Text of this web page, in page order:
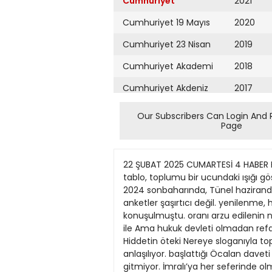
Cumhuriyet 19 Mayıs
Cumhuriyet 23 Nisan
Cumhuriyet Akademi
Cumhuriyet Akdeniz
Cumhuriyet Alışveriş
Cumhuriyet Ankara
Cumhuriyet Büyük
Taaruz
Cumhuriyet
Cumartesi
Cumhuriyet Çevre
2020
2019
2018
2017
2016
2015
2013
2012
2011
2010
2009
Our Subscribers Can Login And
Page
22 ŞUBAT 2025 CUMARTESİ 4 HABER KP, 8. olağan kongresine birinci yılda genellikle tünelin Arabistan ve Rusya ile daha yakın giderken tablo, toplumu bir ucundaki ışığı gösterir! Oysa çalışma havası var. Ayana bırakın Saray için bile iyi şimdiki endişe şu: HHH görünmüyor. 2024 sonbaharında, Tünel haziranda daralır mı? Bütün bunlar bizim için ne yazık ki yarın yapılacak kongrenin bir Erdoğan’ın önündeki anketler şaşırtıcı değil. yenilenme, heyecan yaratma şeklinde kötü! Yapılanları onaylayanların Ekonominin içinde hepimiz var. olacağı konuşulmuştu. oranı arzu edilenin neredeyse Acımasız kriz sağ-sol dinlemiyor. Tam tersi bir durum yaşıyoruz. yarısı. Bunları kararname ile Ama hukuk devleti olmadan refah “Adında ak, ışığında istikbal” değiştirmek mümkün değil! devleti olunamayacağı gerçeği var. Hiddetin öteki Nereye sloganıyla toplanacak kongrede Bahçeli’nin 22 Ekim’de Terörsüz Türkiye, terörsüz bölge yaratıcı bir şeyin olmadığı anlaşılıyor. başlattığı Öcalan daveti rayında hangi sağduyulu yurttaşın arzusu yüzü! sürükleniyoruz? Siyasette önemli hünerlerden biri gitmiyor. İmralı’ya her seferinde olmaz ki! Ama bunun için öncelikle şudur: “son tur” düzenleniyor ama şeffaflık, toplumsal mutabakat ve Öteki yüz kalabalık! Başta HP’li Esenyurt Belediye Başkanı Rıza üretmek! arkası yeni bir turu gerektiriyor. parti çıkarlarını ötelemek gerekiyor. vurguladığımız gibi işler iyi gitmiyor. Ahmet Özer aylardır; Zafer Partisi Yani toplumun geniş kesimlerinden Bahçeli’ye iki bakımdan sağlık Amerika’ya kafa tutmanın da Ekonomiden başlayalım. Gidişten CGenel Başkanı Ümit Özdağ, CHP’li iktidar uygulamalarına gönüllü kabul diliyoruz. Birincisi insani olarak. çanak tutmanın da gereği yok. bırakın TÜSİAD’ı, AKP’li iş insanları da Beşiktaş Belediye Başkanı Rıza Akpolat, olmasını sağlamak, adı üstünde Herkes olabildiğince sağlıklı yaşasın. Bütün mesele ülke yararları öncelikli mutlu değil. TÜSİAD aslında onların Halk TV Genel Yayın Yönetmeni Suat milletin rızasını almak. İkincisi siyasi olarak. Türkiye’de politika. Ama bunun için tutarlı olmak da düşüncelerini dile getirdi. Her şey Toktaş, tarihçi-yazar Çiğdem Bayraktar İktidar bunu şöyle değiştirdi: düşünce ve ifade özgürlüğünü şart. bir yana Merkez Bankası’nın yılın Ör, sanatçı menajeri Ayşe Barım, astrolog Rıza dayatmak! sınırsız kullanabilen tek kişi. Gelinen Bütün bunları birleştirince iktidar daha birinci ayında 2025 enflasyon Hilal Saraç haftalardır; BİRTEK-SEN TÜSİAD yöneticilerine “suçüstü” noktanın nereye evrileceği bilinmiyor. için “çıkış” olarak iki yol kalıyor: hedefini yüzde 21’den 24’e